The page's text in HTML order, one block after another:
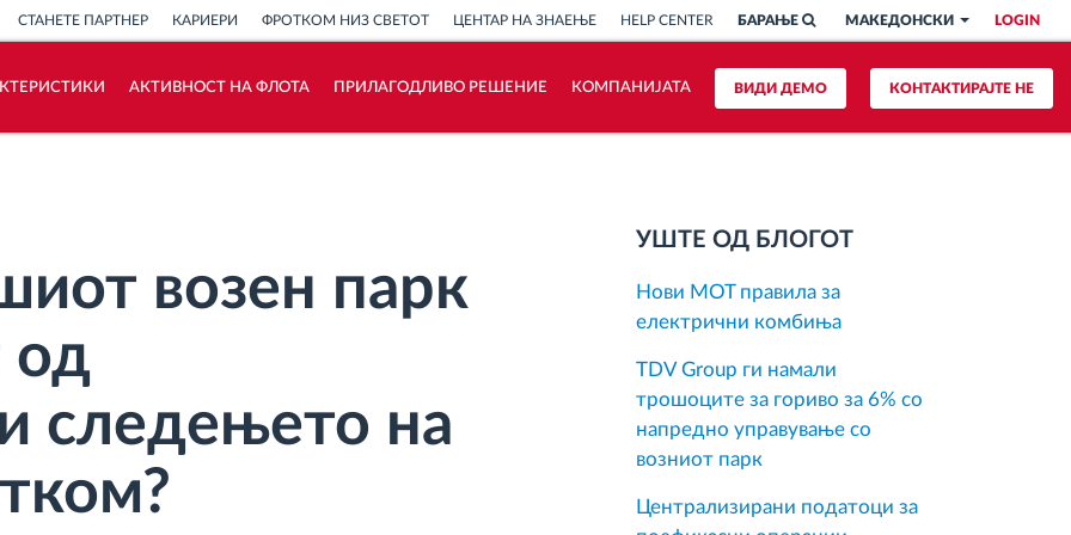
LOGIN
МАКЕДОНСКИ
БАРАЊЕ
СТАНЕТЕ ПАРТНЕР КАРИЕРИ ФРОТКОМ НИЗ СВЕТОТ ЦЕНТАР НА ЗНАЕЊЕ HELP CENTER
КОНТАКТИРАЈТЕ НЕ
ВИДИ ДЕМО
АКТИВНОСТ НА ФЛОТА ПРИЛАГОДЛИВО РЕШЕНИЕ КОМПАНИЈАТА
возен парк
од
следењето на
УШТЕ ОД БЛОГОТ
Нови MOT правила за
електрични комбиња
TDV Group ги намали
трошоците за гориво за 6% со
напредно управување со
возниот парк
Централизирани податоци за